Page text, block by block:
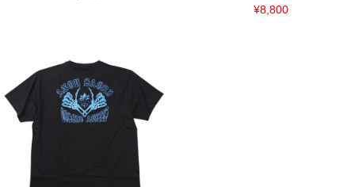
¥8,800